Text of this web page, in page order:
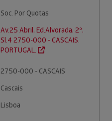
Soc. Por Quotas
Av.25 Abril, Ed.Alvorada, 2º,
Sl.4 2750-000 - CASCAIS.
PORTUGAL.
2750-000 - CASCAIS
Cascais
Lisboa